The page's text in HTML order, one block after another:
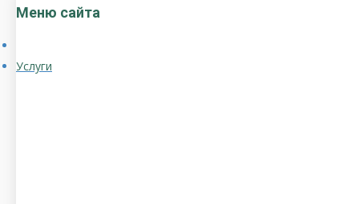
Меню сайта
Услуги